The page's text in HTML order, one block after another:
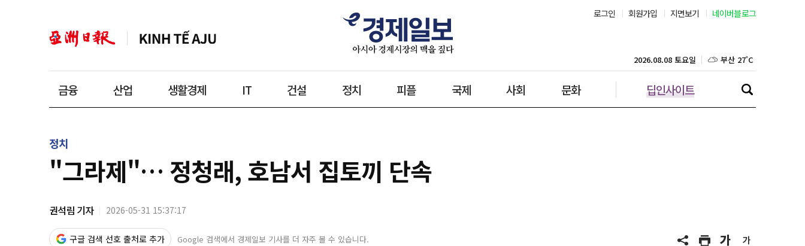
로그인 회원가입 지면보기 네이버블로그
금융 산업 생활경제 IT 건설 정치 피플 국제 사회 문화 딥인사이트
2026.08.08 토요일 대구 25˚C
인천 28˚C
제주 28˚C
정치
"그라제"… 정청래, 호남서 집토끼 단속
권석림 기자 2026-05-31 15:37:17
구글 검색 선호 출처로 추가 Google 검색에서 경제일보 기사를 더 자주 볼 수 있습니다.